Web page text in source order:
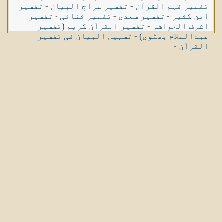
تفسیر فہم القرآن - تفسیر سراج البیان - تفسیر
ابن کثیر - تفسیر سعدی - تفسیر ثنائی - تفسیر
اشرف الحواشی - تفسیر القرآن کریم (تفسیر
عبدالسلام بھٹوی)-تسہیل البیان فی تفسیر
القرآن -